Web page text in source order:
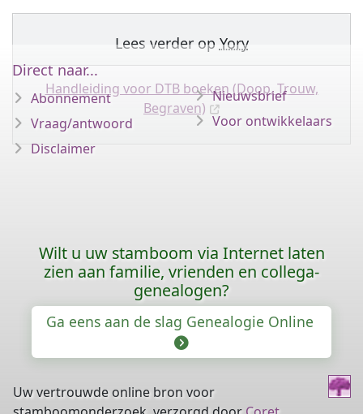
Lees verder op Yory
Handleiding voor DTB boeken (Doop, Trouw,
Begraven)
Direct naar...
Abonnement
Vraag/antwoord
Disclaimer
Nieuwsbrief
Voor ontwikkelaars
Wilt u uw stamboom via Internet laten
zien aan familie, vrienden en collega-
genealogen?
Ga eens aan de slag Genealogie Online
Uw vertrouwde online bron voor